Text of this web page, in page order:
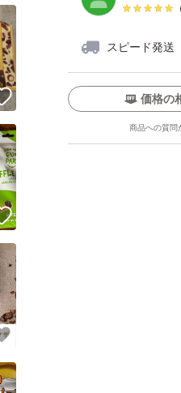
スピード発送
績について
ーザーにバッジを付与しています
クリアした安心・安全なユーザーです
フリマの取引を完了させた実績があり
価格の
商品への質問
コピーします
いいね！
いいね！